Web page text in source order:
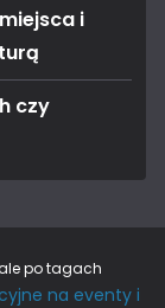
i
czy
po tagach
na eventy i